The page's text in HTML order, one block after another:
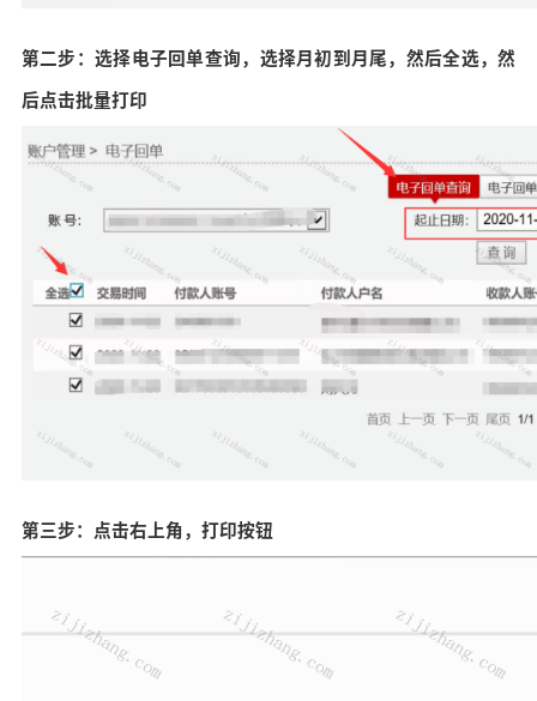
第二步：选择电子回单查询，选择月初到月尾，然后全选，然
后点击批量打印
第三步：点击右上角，打印按钮